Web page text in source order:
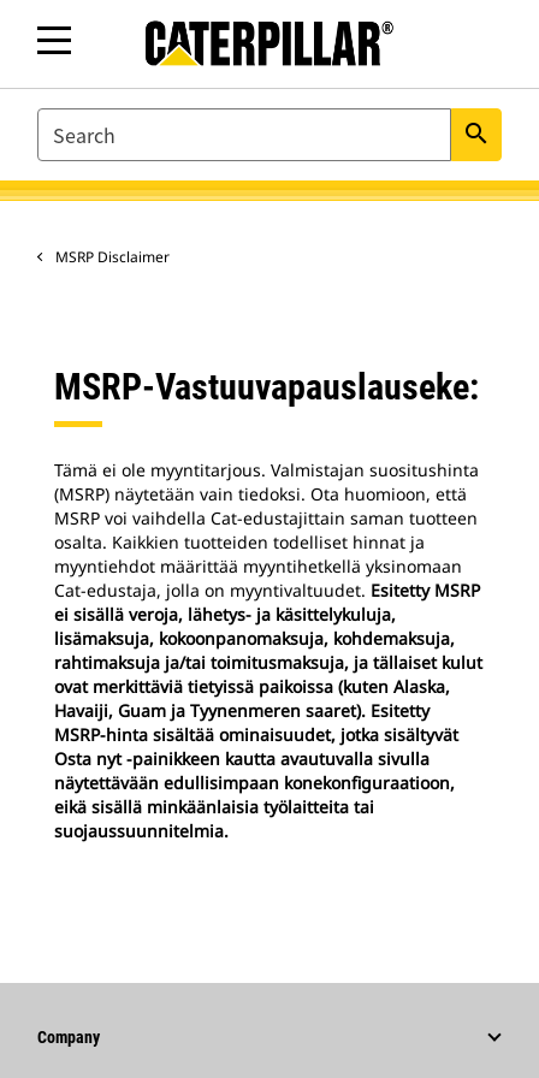
SEARCH search
MSRP Disclaimer
MSRP-Vastuuvapauslauseke:
Tämä ei ole myyntitarjous. Valmistajan suositushinta
(MSRP) näytetään vain tiedoksi. Ota huomioon, että
MSRP voi vaihdella Cat-edustajittain saman tuotteen
osalta. Kaikkien tuotteiden todelliset hinnat ja
myyntiehdot määrittää myyntihetkellä yksinomaan
Cat-edustaja, jolla on myyntivaltuudet. Esitetty MSRP
ei sisällä veroja, lähetys- ja käsittelykuluja,
lisämaksuja, kokoonpanomaksuja, kohdemaksuja,
rahtimaksuja ja/tai toimitusmaksuja, ja tällaiset kulut
ovat merkittäviä tietyissä paikoissa (kuten Alaska,
Havaiji, Guam ja Tyynenmeren saaret). Esitetty
MSRP-hinta sisältää ominaisuudet, jotka sisältyvät
Osta nyt -painikkeen kautta avautuvalla sivulla
näytettävään edullisimpaan konekonfiguraatioon,
eikä sisällä minkäänlaisia työlaitteita tai
suojaussuunnitelmia.
Company